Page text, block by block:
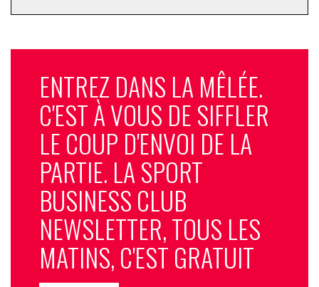
ENTREZ DANS LA MÊLÉE.
C'EST À VOUS DE SIFFLER
LE COUP D'ENVOI DE LA
PARTIE. LA SPORT
BUSINESS CLUB
NEWSLETTER, TOUS LES
MATINS, C'EST GRATUIT